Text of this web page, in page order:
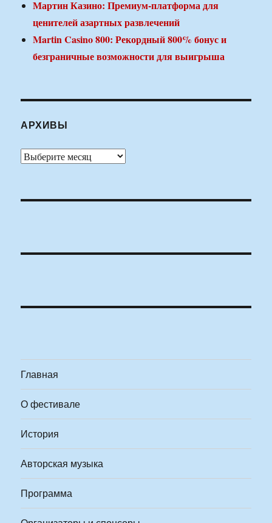
Мартин Казино: Премиум-платформа для
ценителей азартных развлечений
Martin Casino 800: Рекордный 800% бонус и
безграничные возможности для выигрыша
АРХИВЫ
Архивы
Главная
О фестивале
История
Авторская музыка
Программа